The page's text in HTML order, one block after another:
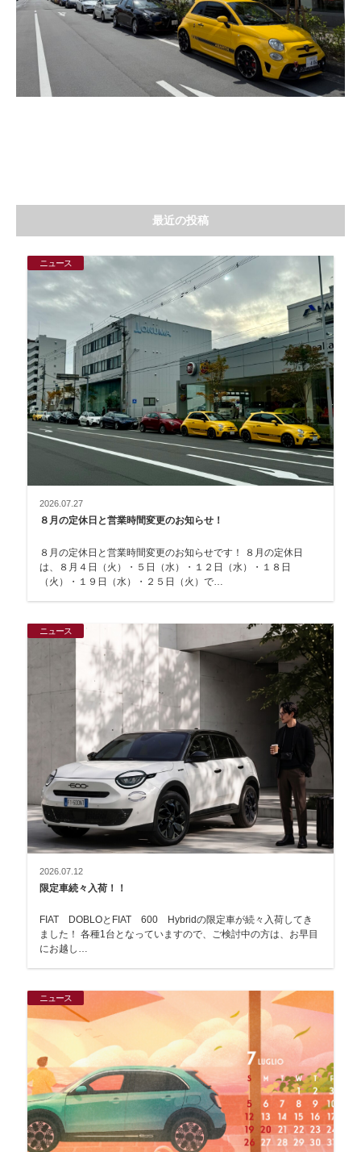
最近の投稿
ニュース
2026.07.27
８月の定休日と営業時間変更のお知らせ！
８月の定休日と営業時間変更のお知らせです！ ８月の定休日
は、８月４日（火）・５日（水）・１２日（水）・１８日
（火）・１９日（水）・２５日（火）で…
ニュース
2026.07.12
限定車続々入荷！！
FIAT DOBLOとFIAT 600 Hybridの限定車が続々入荷してき
ました！ 各種1台となっていますので、ご検討中の方は、お早目
にお越し…
ニュース